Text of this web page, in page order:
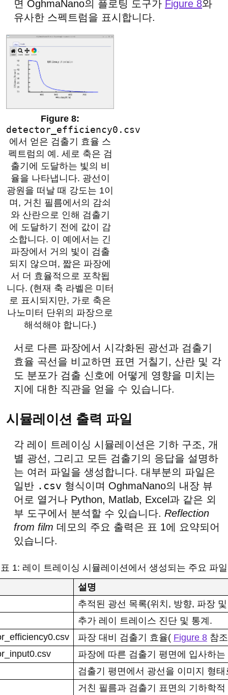
면 OghmaNano의 플로팅 도구가 Figure 8와
유사한 스펙트럼을 표시합니다.
detector_efficiency0.csv
에서 얻은 검출기 효율 스
펙트럼의 예. 세로 축은 검
출기에 도달하는 빛의 비
율을 나타냅니다. 광선이
광원을 떠날 때 강도는 1이
며, 거친 필름에서의 감쇠
와 산란으로 인해 검출기
에 도달하기 전에 값이 감
소합니다. 이 예에서는 긴
파장에서 거의 빛이 검출
되지 않으며, 짧은 파장에
서 더 효율적으로 포착됩
니다. (현재 축 라벨은 미터
로 표시되지만, 가로 축은
나노미터 단위의 파장으로
해석해야 합니다.)
서로 다른 파장에서 시각화된 광선과 검출기
효율 곡선을 비교하면 표면 거칠기, 산란 및 각
도 분포가 검출 신호에 어떻게 영향을 미치는
지에 대한 직관을 얻을 수 있습니다.
시뮬레이션 출력 파일
각 레이 트레이싱 시뮬레이션은 기하 구조, 개
별 광선, 그리고 모든 검출기의 응답을 설명하
는 여러 파일을 생성합니다. 대부분의 파일은
일반 .csv 형식이며 OghmaNano의 내장 뷰
어로 열거나 Python, Matlab, Excel과 같은 외
부 도구에서 분석할 수 있습니다. Reflection
from film 데모의 주요 출력은 표 1에 요약되어
있습니다.
표 1: 레이 트레이싱 시뮬레이션에서 생성되는 주요 파일
설명
추적된 광선 목록(위치, 방향, 파장
추가 레이 트레이스 진단 및 통계.
파장 대비 검출기 효율( Figure 8 참
파장에 따른 검출기 평면에 입사하는
검출기 평면에서 광선을 이미지 형
거친 필름과 검출기 표면의 기하학적